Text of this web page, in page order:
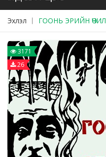
Эхлэл ГООНЬ ЭРИЙН ӨЧИЛ
3171
26